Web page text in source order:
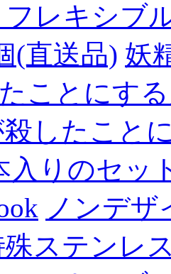
レキシブ
(直送品) 妖
ことにす
したこと
入りのセッ
ノンデザ
殊ステンレ